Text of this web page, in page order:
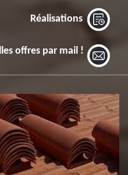
Réalisations
offres par mail !